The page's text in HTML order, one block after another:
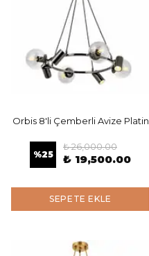
Orbis 8'li Çemberli Avize Platin
%25
₺ 26,000.00
₺ 19,500.00
SEPETE EKLE